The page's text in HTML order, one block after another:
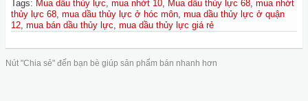
Tags: Mua dầu thủy lực, mua nhớt 10, Mua dầu thủy lực 68, mua nhớt
thủy lực 68, mua dầu thủy lực ở hóc môn, mua dầu thủy lực ở quận
12, mua bán dầu thủy lực, mua dầu thủy lực giá rẻ
Nút "Chia sẻ" đến bạn bè giúp sản phẩm bán nhanh hơn